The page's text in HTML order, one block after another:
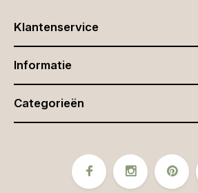
Klantenservice
Informatie
Categorieën